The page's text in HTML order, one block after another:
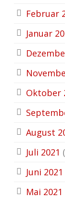
Februar
Januar
Oktober
August
Juli 2021
Juni 2021
Mai 2021